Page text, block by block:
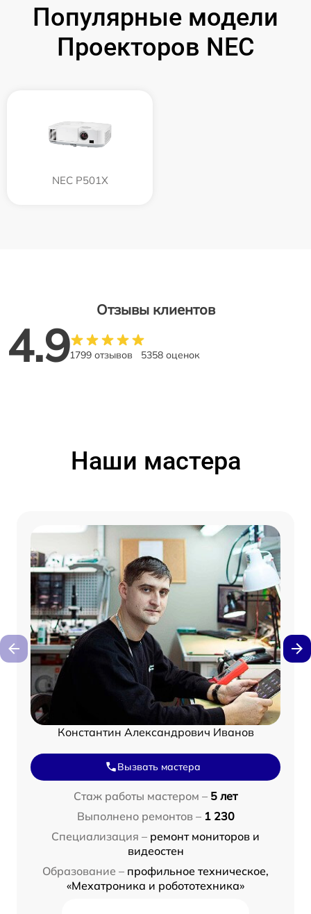
Популярные модели
Проекторов NEC
NEC P501X
Отзывы клиентов
4.91799 отзывов 5358 оценок
Наши мастера
Константин Александрович Иванов
Вызвать мастера
Стаж работы мастером – 5 лет
Выполнено ремонтов – 1 230
Специализация – ремонт мониторов и
видеостен
Образование – профильное техническое,
«Мехатроника и робототехника»